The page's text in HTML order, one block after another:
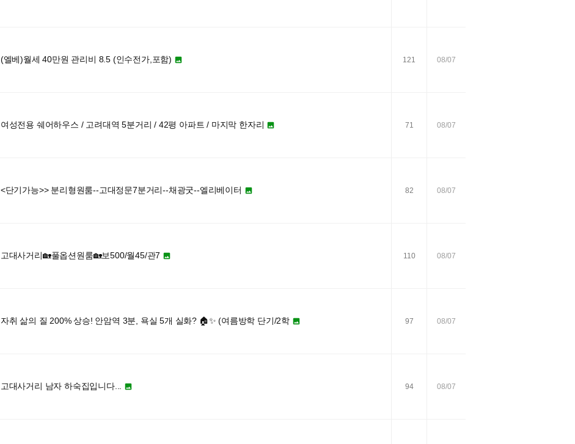
(엘베)월세 40만원 관리비 8.5 (인수전가,포함)  121 08/07
여성전용 쉐어하우스 / 고려대역 5분거리 / 42평 아파트 / 마지막 한자리  71 08/07
<단기가능>> 분리형원룸--고대정문7분거리--채광굿--엘리베이터  82 08/07
고대사거리🏡풀옵션원룸🏡보500/월45/관7  110 08/07
자취 삶의 질 200% 상승! 안암역 3분, 욕실 5개 실화? 🏠✨ (여름방학 단기/2학  97 08/07
고대사거리 남자 하숙집입니다...  94 08/07